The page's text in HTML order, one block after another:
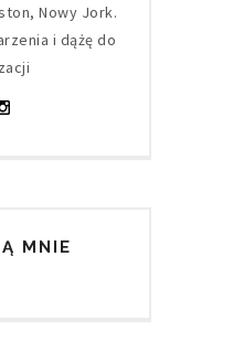
Nowy Jork.
i dążę do
MNIE